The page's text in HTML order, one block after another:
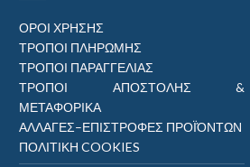
ΟΡΟΙ ΧΡΗΣΗΣ
ΤΡΟΠΟΙ ΠΛΗΡΩΜΗΣ
ΤΡΟΠΟΙ ΠΑΡΑΓΓΕΛΙΑΣ
ΤΡΟΠΟΙ ΑΠΟΣΤΟΛΗΣ &
ΜΕΤΑΦΟΡΙΚΑ
ΑΛΛΑΓΕΣ–ΕΠΙΣΤΡΟΦΕΣ ΠΡΟΪΌΝΤΩΝ
ΠΟΛΙΤΙΚΗ COOKIES